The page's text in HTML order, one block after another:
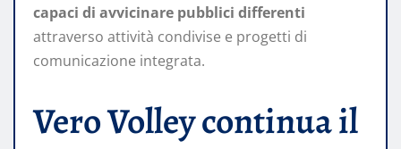
capaci di avvicinare pubblici differenti
attraverso attività condivise e progetti di
comunicazione integrata.
Vero Volley continua il